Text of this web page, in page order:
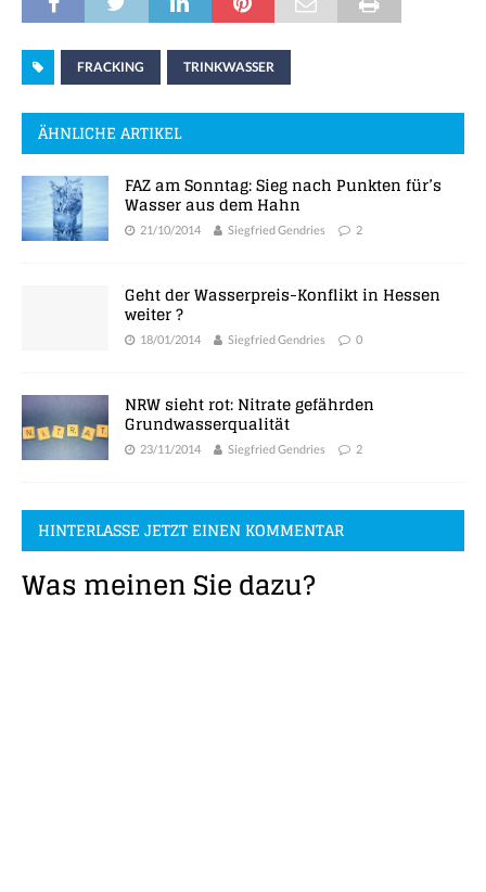
FRACKING TRINKWASSER
ÄHNLICHE ARTIKEL
FAZ am Sonntag: Sieg nach Punkten für’s
Wasser aus dem Hahn
21/10/2014 Siegfried Gendries 2
Geht der Wasserpreis-Konflikt in Hessen
weiter ?
18/01/2014 Siegfried Gendries 0
NRW sieht rot: Nitrate gefährden
Grundwasserqualität
23/11/2014 Siegfried Gendries 2
HINTERLASSE JETZT EINEN KOMMENTAR
Was meinen Sie dazu?